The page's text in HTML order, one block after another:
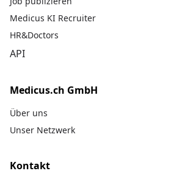
Medicus KI Recruiter
HR&Doctors
API
Medicus.ch GmbH
Über uns
Unser Netzwerk
Kontakt